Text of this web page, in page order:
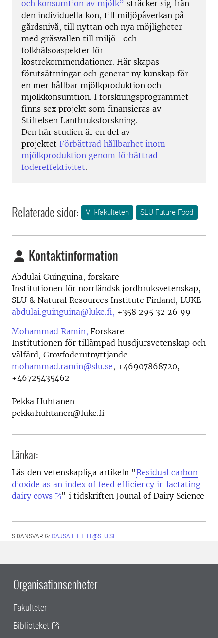
och konsumtion av mjölk” sträcker sig från
den individuella kon, till miljöpåverkan på
gårdsnivå, till nyttan och nya möjligheter
med gräsvallen till miljö- och
folkhälsoaspekter för
kostrekommendationer. Här skapas
förutsättningar och generar ny kunskap för
en mer hållbar mjölkproduktion och
mjölkkonsumtion. I forskningsprogrammet
finns sex projekt som finansieras av
Stiftelsen Lantbruksforskning.
Den här studien är en del av
projektet Förbättrad hållbarhet inom
mjölkproduktion genom förbättrad
fodereffektivitet.
Relaterade sidor: VH-fakulteten SLU Future Food
Kontaktinformation
Abdulai Guinguina, forskare
Institutionen för norrländsk jordbruksvetenskap,
SLU & Natural Resources Institute Finland, LUKE
abdulai.guinguina@luke.fi, +358 295 32 26 99
Mohammad Ramin, Forskare
Institutionen för tillämpad husdjursvetenskap och
välfärd, Grovfoderutnyttjande
mohammad.ramin@slu.se, +46907868720,
+46725435462
Pekka Huhtanen
pekka.huhtanen@luke.fi
Länkar:
Läs den vetenskapliga artikeln "Residual carbon
dioxide as an index of feed efficiency in lactating
dairy cows
" i tidskriften Jounal of Dairy Science
SIDANSVARIG: CAJSA.LITHELL@SLU.SE
Organisationsenheter
Fakulteter
Biblioteket